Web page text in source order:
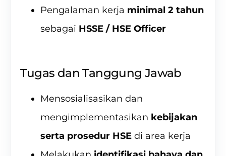
Pengalaman kerja minimal 2 tahun
sebagai HSSE / HSE Officer
Tugas dan Tanggung Jawab
Mensosialisasikan dan
mengimplementasikan kebijakan
serta prosedur HSEdi area kerja